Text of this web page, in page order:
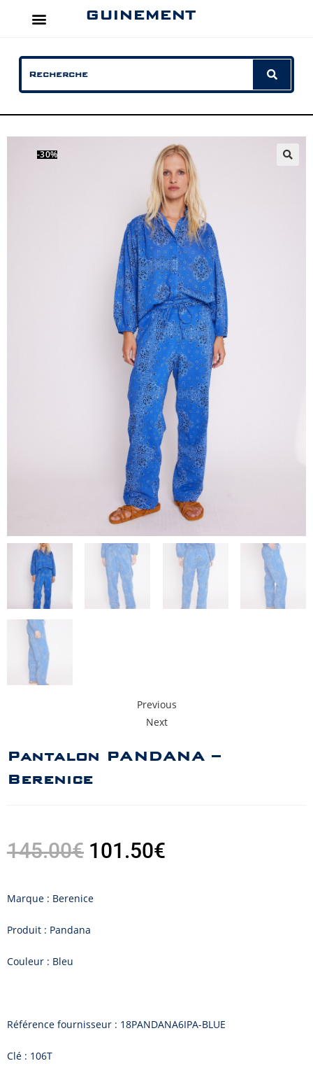
GUINEMENT
-30%
Previous
Next
Pantalon PANDANA –
Berenice
145.00€ 101.50€
Marque : Berenice
Produit : Pandana
Couleur : Bleu
Référence fournisseur : 18PANDANA6IPA-BLUE
Clé : 106T